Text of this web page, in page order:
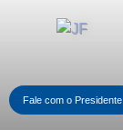
Fale com o Presidente